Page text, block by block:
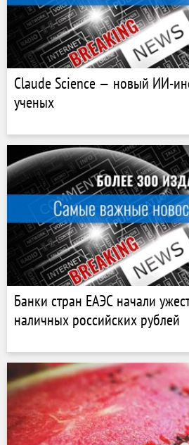
Claude Science — новый ИИ-
ученых
Банки стран ЕАЭС начали
наличных российских рублей